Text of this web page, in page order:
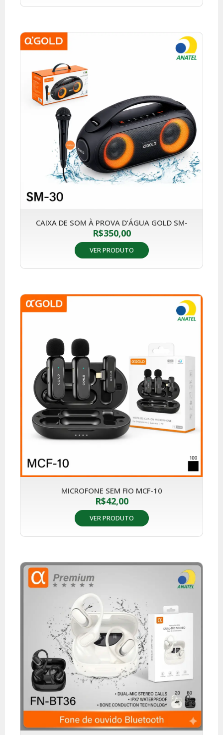
CAIXA DE SOM À PROVA D’ÁGUA GOLD SM-
R$350,00
VER PRODUTO
MICROFONE SEM FIO MCF-10
R$42,00
VER PRODUTO